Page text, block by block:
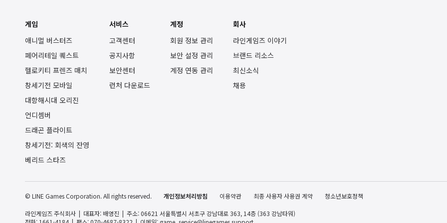
게임
애니멀 버스터즈
페어리테일 퀘스트
헬로키티 프렌즈 매치
창세기전 모바일
대항해시대 오리진
언디셈버
드래곤 플라이트
창세기전: 회색의 잔영
베리드 스타즈
서비스
고객센터
공지사항
보안센터
런처 다운로드
계정
회원 정보 관리
보안 설정 관리
계정 연동 관리
회사
라인게임즈 이야기
브랜드 리소스
최신소식
채용
© LINE Games Corporation. All rights reserved. 개인정보처리방침 이용약관 최종 사용자 사용권 계약 청소년보호정책
라인게임즈 주식회사 대표자: 배영진
주소: 06621 서울특별시 서초구 강남대로 363, 14층 (363 강남타워)